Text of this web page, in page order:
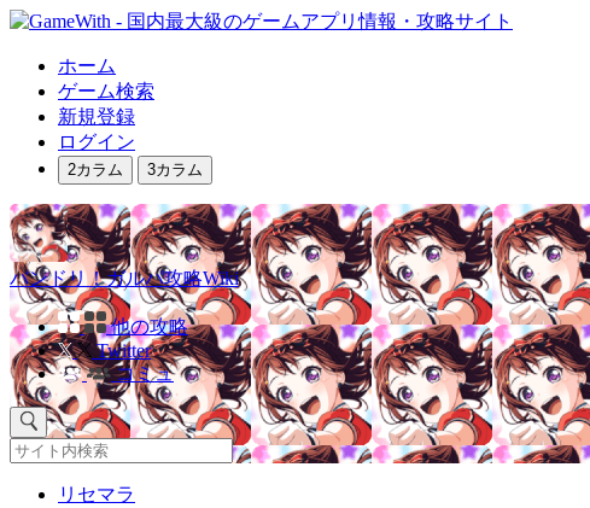
ホーム
ゲーム検索
新規登録
ログイン
2カラム 3カラム
バンドリ！ガルパ攻略Wiki
他の攻略
Twitter
コミュ
リセマラ